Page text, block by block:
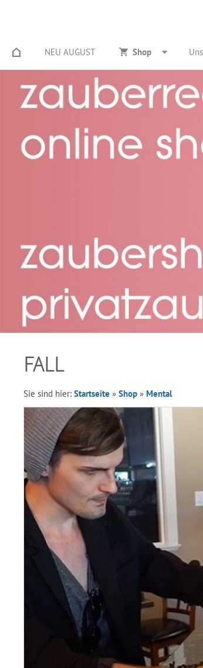
NEU AUGUST Shop
FALL
Sie sind hier: Startseite » Shop » Mental